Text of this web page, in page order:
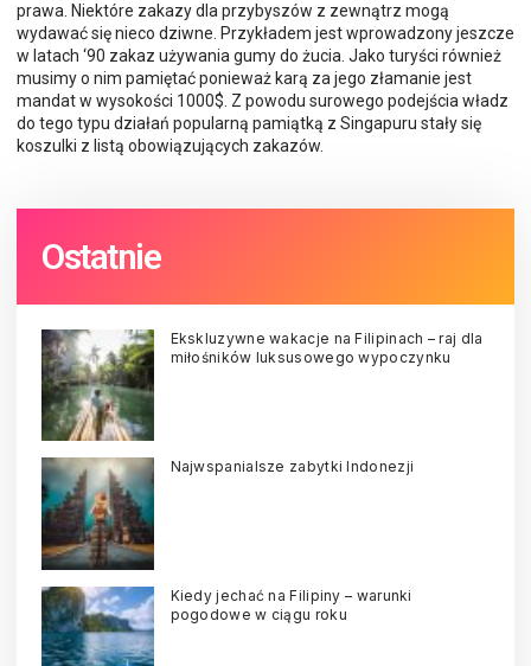
prawa. Niektóre zakazy dla przybyszów z zewnątrz mogą
wydawać się nieco dziwne. Przykładem jest wprowadzony jeszcze
w latach ‘90 zakaz używania gumy do żucia. Jako turyści również
musimy o nim pamiętać ponieważ karą za jego złamanie jest
mandat w wysokości 1000$. Z powodu surowego podejścia władz
do tego typu działań popularną pamiątką z Singapuru stały się
koszulki z listą obowiązujących zakazów.
Ostatnie
Ekskluzywne wakacje na Filipinach – raj dla
miłośników luksusowego wypoczynku
Najwspanialsze zabytki Indonezji
Kiedy jechać na Filipiny – warunki
pogodowe w ciągu roku